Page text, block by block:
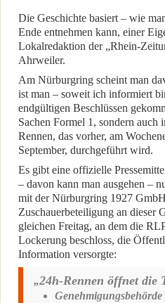
Die Geschichte basiert – wie
Ende entnehmen kann, einer
Lokalredaktion der „Rhein-
Ahrweiler.
Am Nürburgring scheint man
ist man – soweit ich informiert
endgültigen Beschlüssen
Sachen Formel 1, sondern
Rennen, das vorher, am
September, durchgeführt wird.
Es gibt eine offizielle
– davon kann man ausgehen –
mit der Nürburgring 1927
Zuschauerbeteiligung an dieser
gleichen Freitag, an dem die
Lockerung beschloss, die
Information versorgte:
„24h-Rennen öffnet die